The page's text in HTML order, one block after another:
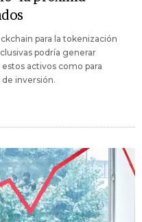
para la tokenización
podría generar
activos como para
inversión.